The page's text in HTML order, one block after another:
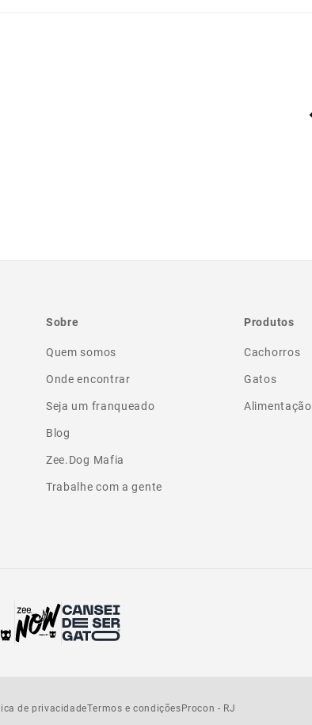
Sobre
Quem somos
Onde encontrar
Seja um franqueado
Blog
Zee.Dog Mafia
Trabalhe com a gente
Produtos
Cachorros
Gatos
Alimentação
de privacidadeTermos e condiçõesProcon - RJ